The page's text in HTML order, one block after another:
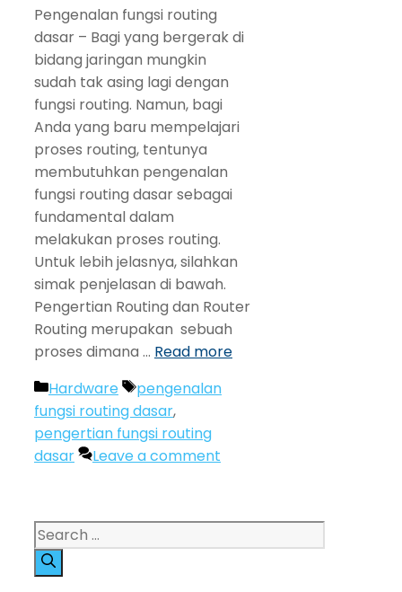
Pengenalan fungsi routing
dasar – Bagi yang bergerak di
bidang jaringan mungkin
sudah tak asing lagi dengan
fungsi routing. Namun, bagi
Anda yang baru mempelajari
proses routing, tentunya
membutuhkan pengenalan
fungsi routing dasar sebagai
fundamental dalam
melakukan proses routing.
Untuk lebih jelasnya, silahkan
simak penjelasan di bawah.
Pengertian Routing dan Router
Routing merupakan sebuah
proses dimana … Read more
Categories
Hardware Tags
pengenalan
fungsi routing dasar,
pengertian fungsi routing
dasar
Leave a comment
Search
for: